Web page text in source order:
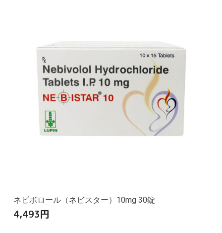
ネビボロール（ネビスター）10mg 30錠
4,493円